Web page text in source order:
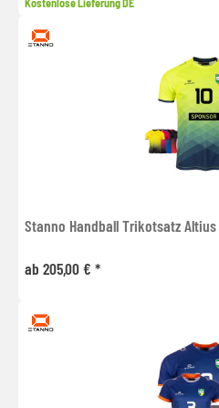
Stanno Handball Trikotsatz Altius
ab 205,00 € *